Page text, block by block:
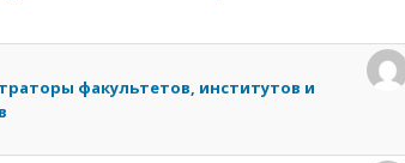
факультетов, институтов и